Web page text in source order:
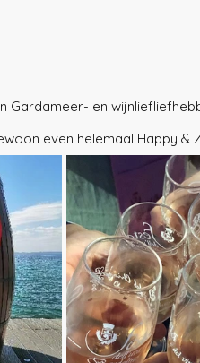
Gardameer- en
even helemaal Happy &